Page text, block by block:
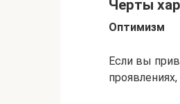
Черты
Оптимизм
Если вы